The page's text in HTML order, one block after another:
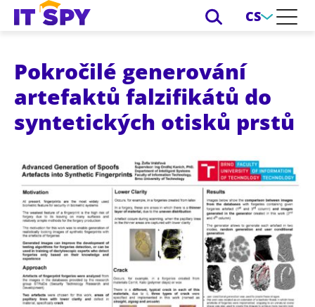
CS
Pokročilé generování
artefaktů falzifikátů do
syntetických otisků prstů